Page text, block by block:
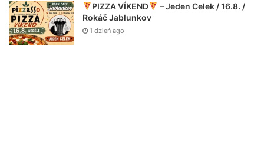
PIZZA VÍKEND
– Jeden Celek / 16.8. /
Rokáč Jablunkov
1 dzień ago